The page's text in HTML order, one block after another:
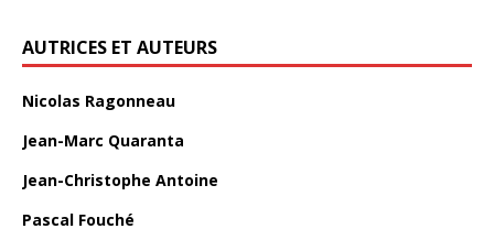
AUTRICES ET AUTEURS
Nicolas Ragonneau
Jean-Marc Quaranta
Jean-Christophe Antoine
Pascal Fouché